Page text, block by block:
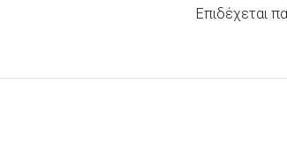
Επιδέχεται